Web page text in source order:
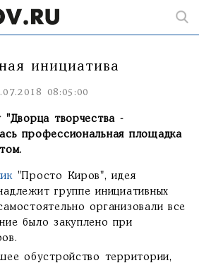
инициатива
08:05:00
творчества -
профессиональная площадка
"Просто Киров", идея
группе инициативных
организовали все
было закуплено при
обустройство территории,